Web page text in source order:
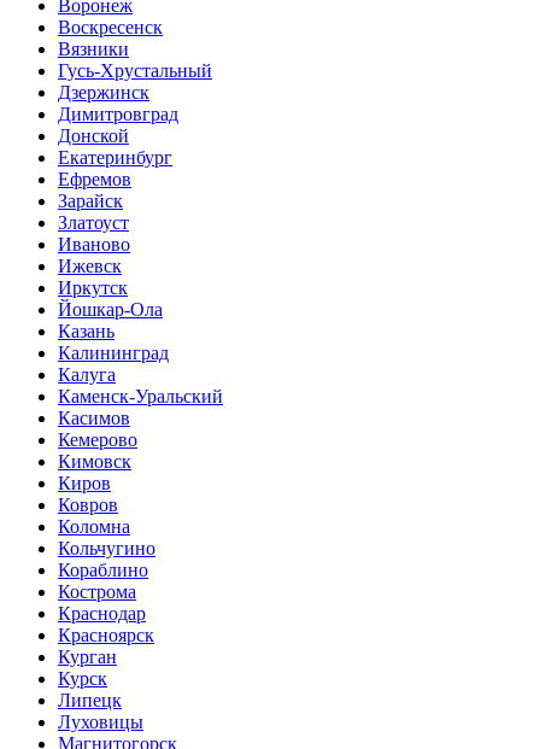
Воронеж
Воскресенск
Вязники
Гусь-Хрустальный
Дзержинск
Димитровград
Донской
Екатеринбург
Ефремов
Зарайск
Златоуст
Иваново
Ижевск
Иркутск
Йошкар-Ола
Казань
Калининград
Калуга
Каменск-Уральский
Касимов
Кемерово
Кимовск
Киров
Ковров
Коломна
Кольчугино
Кораблино
Кострома
Краснодар
Красноярск
Курган
Курск
Липецк
Луховицы
Магнитогорск